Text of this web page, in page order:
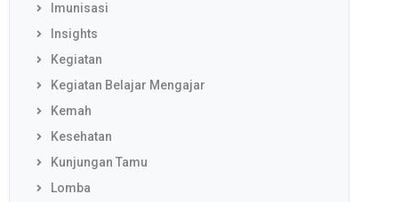
Imunisasi
Insights
Kegiatan
Kegiatan Belajar Mengajar
Kemah
Kesehatan
Kunjungan Tamu
Lomba